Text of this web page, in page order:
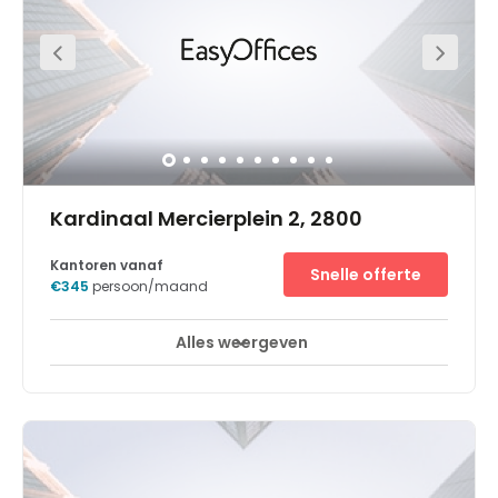
compleet op uw werk kunt concentreren.Het business
centre is zeer toegankelijk gelegen, direct aan de E40.
Ideaal om verkeer te vermijden als u tussen Gent en
Brussel reist. Als u de historische stad wilt verkennen kunt
u een rustige wandeling maken door het stadspark naar
winkels, restaurantjes en cafés.
Kardinaal Mercierplein 2, 2800
Break-Out Ruimtes Stadscentrum
heeft met saaie corporate vergaderruimtes in
wolkenkrabbers zonder ziel. Dit gebouw met vier
Binst. De buitenkant heeft nog altijd de mooie barokstijl,
Kantoren vanaf
€345 persoon/maand
Snelle offerte
Alles weergeven